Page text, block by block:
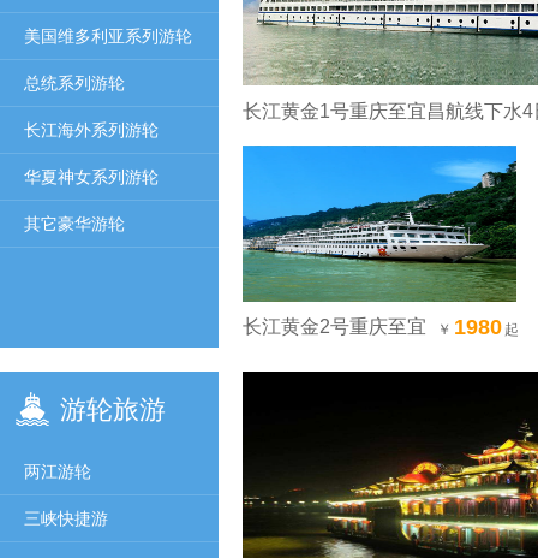
美国维多利亚系列游轮
总统系列游轮
长江海外系列游轮
华夏神女系列游轮
其它豪华游轮
长江黄金1号重庆至宜昌航线下水4
￥ 1980 起
长江黄金2号重庆至宜
游轮旅游
两江游轮
三峡快捷游